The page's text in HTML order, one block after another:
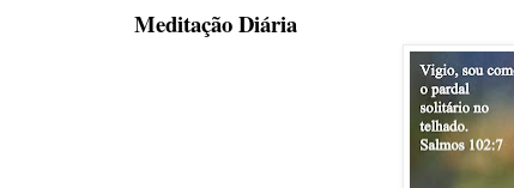
Meditação Diária